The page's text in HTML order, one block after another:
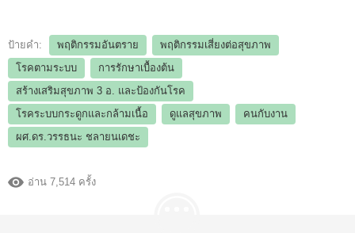
ป้ายคำ: พฤติกรรมอันตราย
พฤติกรรมเสี่ยงต่อสุขภาพ
โรคตามระบบ
การรักษาเบื้องต้น
สร้างเสริมสุขภาพ 3 อ.​ และป้องกันโรค
โรคระบบกระดูกและกล้ามเนื้อ
ดูแลสุขภาพ
คนกับงาน
ผศ.ดร.วรรธนะ ชลายนเดชะ
อ่าน 7,514 ครั้ง